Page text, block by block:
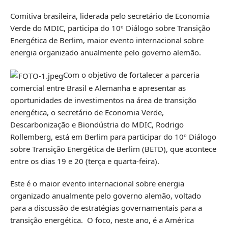
Comitiva brasileira, liderada pelo secretário de Economia
Verde do MDIC, participa do 10º Diálogo sobre Transição
Energética de Berlim, maior evento internacional sobre
energia organizado anualmente pelo governo alemão.
Com o objetivo de fortalecer a parceria
comercial entre Brasil e Alemanha e apresentar as
oportunidades de investimentos na área de transição
energética, o secretário de Economia Verde,
Descarbonização e Biondústria do MDIC, Rodrigo
Rollemberg, está em Berlim para participar do 10º Diálogo
sobre Transição Energética de Berlim (BETD), que acontece
entre os dias 19 e 20 (terça e quarta-feira).
Este é o maior evento internacional sobre energia
organizado anualmente pelo governo alemão, voltado
para a discussão de estratégias governamentais para a
transição energética. O foco, neste ano, é a América